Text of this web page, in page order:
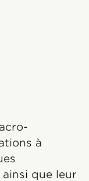
à
ainsi que leur